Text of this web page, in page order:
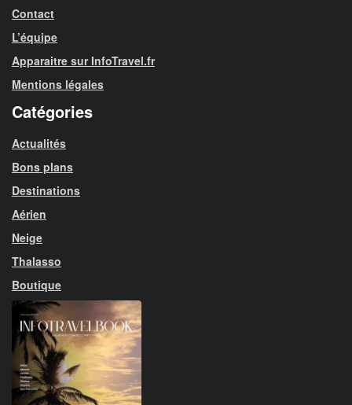
Contact
L’équipe
Apparaitre sur InfoTravel.fr
Mentions légales
Catégories
Actualités
Bons plans
Destinations
Aérien
Neige
Thalasso
Boutique